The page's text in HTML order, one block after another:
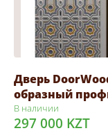
Дверь
образный
В наличии
297 000 KZT